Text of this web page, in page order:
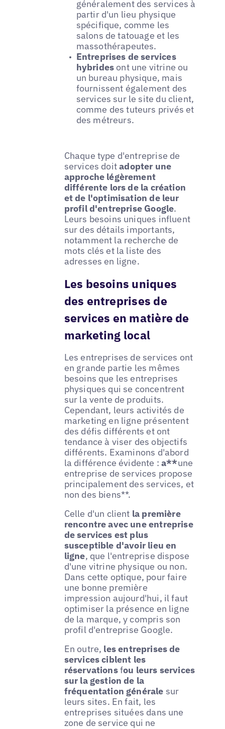
généralement des services à
partir d'un lieu physique
spécifique, comme les
salons de tatouage et les
massothérapeutes.
Entreprises de services
hybrides ont une vitrine ou
un bureau physique, mais
fournissent également des
services sur le site du client,
comme des tuteurs privés et
des métreurs.
Chaque type d'entreprise de
services doitadopter une
approche légèrement
différente lors de la création
et de l'optimisation de leur
profil d'entreprise Google.
Leurs besoins uniques influent
sur des détails importants,
notamment la recherche de
mots clés et la liste des
adresses en ligne.
Les besoins uniques
des entreprises de
services en matière de
marketing local
Les entreprises de services ont
en grande partie les mêmes
besoins que les entreprises
physiques qui se concentrent
sur la vente de produits.
Cependant, leurs activités de
marketing en ligne présentent
des défis différents et ont
tendance à viser des objectifs
différents. Examinons d'abord
la différence évidente :a**une
entreprise de services propose
principalement des services, et
non des biens**.
Celle d'un client la première
rencontre avec une entreprise
de services est plus
susceptible d'avoir lieu en
ligne, que l'entreprise dispose
d'une vitrine physique ou non.
Dans cette optique, pour faire
une bonne première
impression aujourd'hui, il faut
optimiser la présence en ligne
de la marque, y compris son
profil d'entreprise Google.
En outre, les entreprises de
services ciblent les
réservationsfou leurs services
sur la gestion de la
fréquentation générale sur
leurs sites. En fait, les
entreprises situées dans une
zone de service qui ne